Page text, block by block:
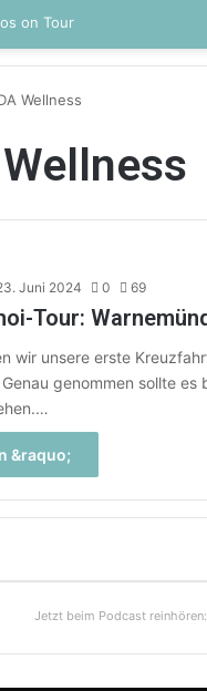
Wellness
Juni 2024 0 69
Tour:
wir unsere erste
genommen sollte es
&raquo;
Jetzt beim Podcast reinhören: